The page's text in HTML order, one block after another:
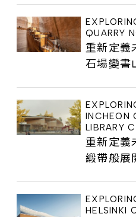
QUARRY
重新定義
石場變書
INCHEON
LIBRARY
重新定義
緞帶般展
HELSINKI